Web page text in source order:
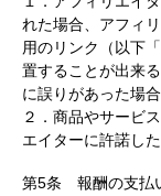
れた場合、アフィ
用のリンク（以下
置することが出来
に誤りがあった場
２．商品やサービ
エイターに許諾し
第5条 報酬の支払